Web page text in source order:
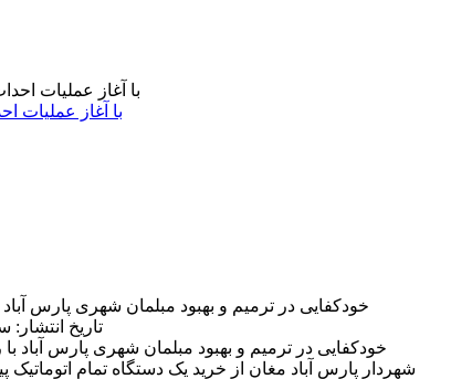
با آغاز عملیات
خودکفایی در ترمیم و بهبود مبلمان شهری پارس آباد
تاریخ انتشار: سه شنبه 10
شهردار پارس آباد مغان از خرید یک دستگاه تمام